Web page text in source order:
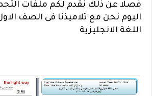
فصلا عن ذلك نقدم لكم ملفات
اليوم نحن مع تلاميذنا فى الصف
اللغة الانجليزية